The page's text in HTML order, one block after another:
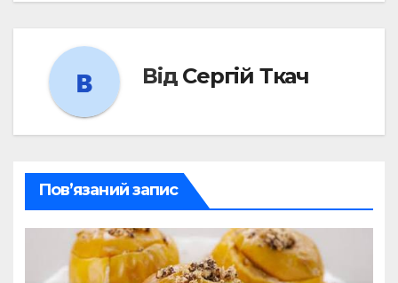
Від Сергій Ткач
Пов’язаний запис